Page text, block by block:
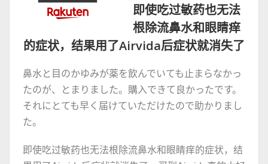
即使吃过敏药也无法
根除流鼻水和眼睛痒
的症状，结果用了Airvida后症状就消失了
鼻水と目のかゆみが薬を飲んでいても止まらなかっ
たのが、とまりました。購入できて良かったです。
それにとても早く届けていただけたので助かりまし
た。
即使吃过敏药也无法根除流鼻水和眼睛痒的症状，结